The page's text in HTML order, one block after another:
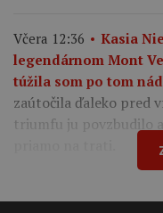
Včera 12:36
Kasia
legendárnom Mont
túžila som po tom
zaútočila ďaleko pred
triumfu ju povzbudilo